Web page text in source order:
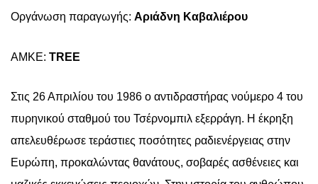
Οργάνωση παραγωγής: Αριάδνη Καβαλιέρου
ΑΜΚΕ: TREE
Στις 26 Απριλίου του 1986 ο αντιδραστήρας νούμερο 4 του
πυρηνικού σταθμού του Τσέρνομπιλ εξερράγη. Η έκρηξη
απελευθέρωσε τεράστιες ποσότητες ραδιενέργειας στην
Ευρώπη, προκαλώντας θανάτους, σοβαρές ασθένειες και